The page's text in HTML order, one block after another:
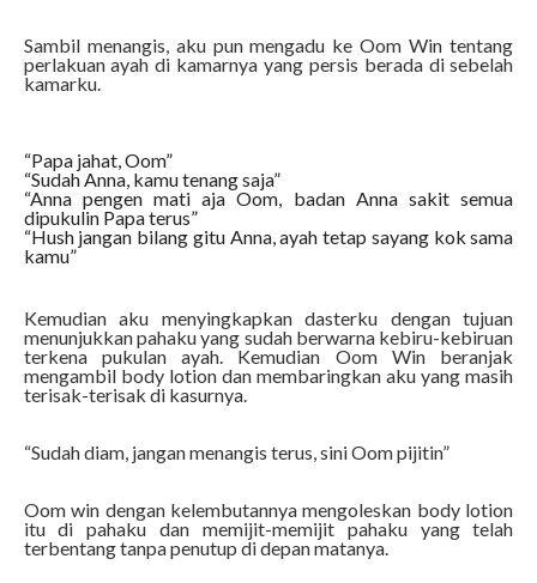
Sambil menangis, aku pun mengadu ke Oom Win tentang
perlakuan ayah di kamarnya yang persis berada di sebelah
kamarku.
“Papa jahat, Oom”
“Sudah Anna, kamu tenang saja”
“Anna pengen mati aja Oom, badan Anna sakit semua
dipukulin Papa terus”
“Hush jangan bilang gitu Anna, ayah tetap sayang kok sama
kamu”
Kemudian aku menyingkapkan dasterku dengan tujuan
menunjukkan pahaku yang sudah berwarna kebiru-kebiruan
terkena pukulan ayah. Kemudian Oom Win beranjak
mengambil body lotion dan membaringkan aku yang masih
terisak-terisak di kasurnya.
“Sudah diam, jangan menangis terus, sini Oom pijitin”
Oom win dengan kelembutannya mengoleskan body lotion
itu di pahaku dan memijit-memijit pahaku yang telah
terbentang tanpa penutup di depan matanya.